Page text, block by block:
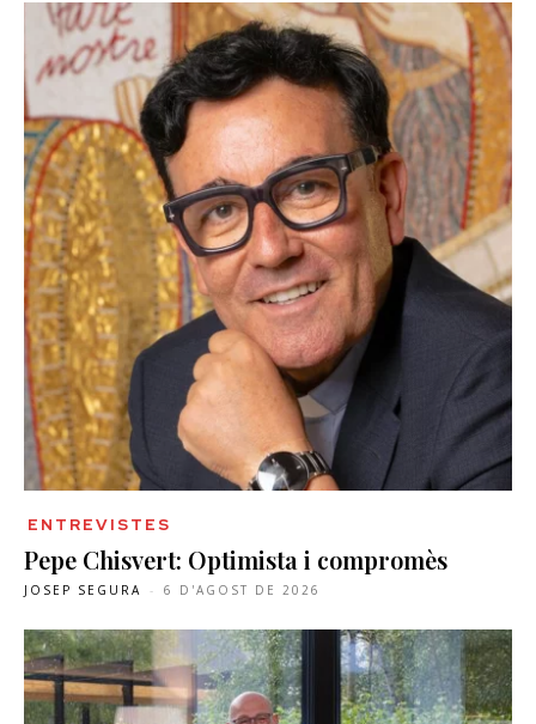
ENTREVISTES
Pepe Chisvert: Optimista i compromès
JOSEP SEGURA - 6 D'AGOST DE 2026